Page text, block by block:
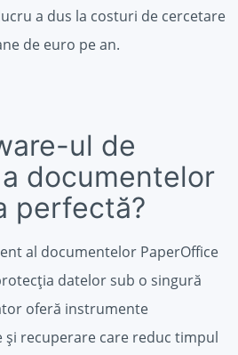
a dus la costuri de cercetare
de euro pe an.
ul de
documentelor
perfectă?
al documentelor PaperOffice
datelor sub o singură
oferă instrumente
și recuperare care reduc timpul